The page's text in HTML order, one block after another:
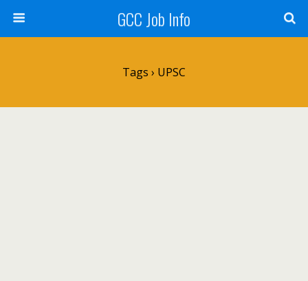
GCC Job Info
Tags › UPSC